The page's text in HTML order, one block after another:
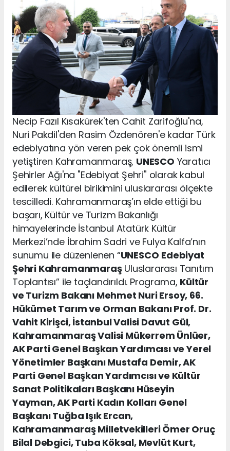
Necip Fazıl Kısakürek'ten Cahit Zarifoğlu'na,
Nuri Pakdil'den Rasim Özdenören'e kadar Türk
edebiyatına yön veren pek çok önemli ismi
yetiştiren Kahramanmaraş, UNESCO Yaratıcı
Şehirler Ağı'na "Edebiyat Şehri" olarak kabul
edilerek kültürel birikimini uluslararası ölçekte
tescilledi. Kahramanmaraş’ın elde ettiği bu
başarı, Kültür ve Turizm Bakanlığı
himayelerinde İstanbul Atatürk Kültür
Merkezi’nde İbrahim Sadri ve Fulya Kalfa’nın
sunumu ile düzenlenen “UNESCO Edebiyat
Şehri KahramanmaraşUluslararası Tanıtım
Toplantısı” ile taçlandırıldı. Programa, Kültür
ve Turizm Bakanı Mehmet Nuri Ersoy, 66.
Hükümet Tarım ve Orman Bakanı Prof. Dr.
Vahit Kirişci, İstanbul Valisi Davut Gül,
Kahramanmaraş Valisi Mükerrem Ünlüer,
AK Parti Genel Başkan Yardımcısı ve Yerel
Yönetimler Başkanı Mustafa Demir, AK
Parti Genel Başkan Yardımcısı ve Kültür
Sanat Politikaları Başkanı Hüseyin
Yayman, AK Parti Kadın Kolları Genel
Başkanı Tuğba Işık Ercan,
Kahramanmaraş Milletvekilleri Ömer Oruç
Bilal Debgici, Tuba Köksal, Mevlüt Kurt,